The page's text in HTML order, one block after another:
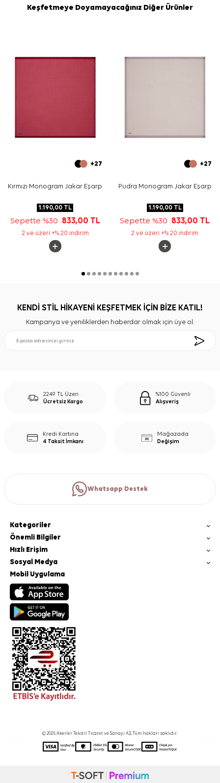
Keşfetmeye Doyamayacağınız Diğer Ürünler
+27
Kırmızı Monogram Jakar Eşarp
1.190,00 TL
Sepette %30 833,00 TL
2 ve üzeri +% 20 indirim
+27
Pudra Monogram Jakar Eşarp
1.190,00TL
Sepette %30 833,00 TL
2 ve üzeri +% 20 indirim
KENDİ STİL HİKAYENİ KEŞFETMEK İÇİN BİZE KATIL!
Kampanya ve yeniliklerden haberdar olmak için üye ol.
2249 TL Üzeri
Ücretsiz Kargo
%100 Güvenli
Alışveriş
Kredi Kartına
4 Taksit İmkanı
Mağazada
Değişim
Whatsapp Destek
Kategoriler
Önemli Bilgiler
Hızlı Erişim
Sosyal Medya
Mobil Uygulama
© 2025 Akerler Tekstil Ticaret ve Sanayi A.Ş. Tüm hakları saklıdır.